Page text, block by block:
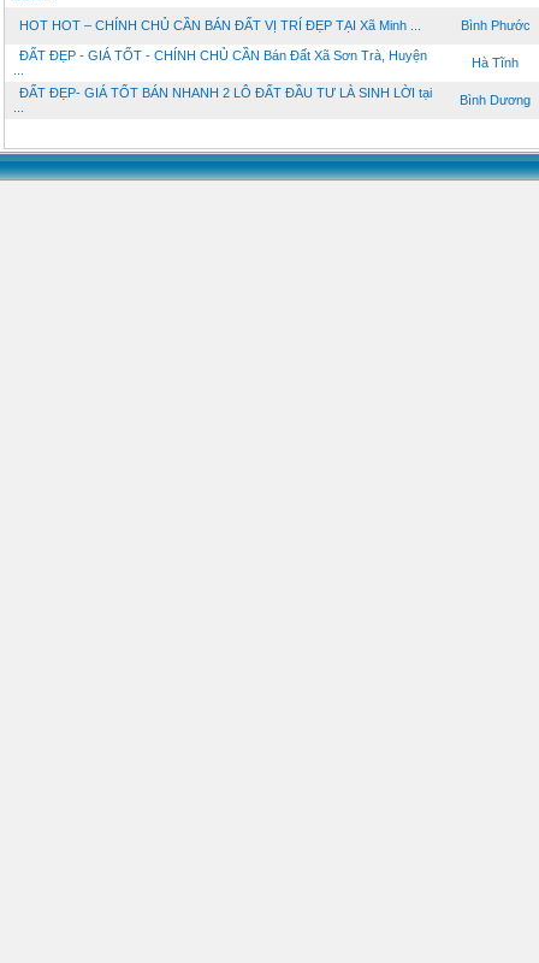
HOT HOT – CHÍNH CHỦ CẦN BÁN ĐẤT VỊ TRÍ ĐẸP TẠI Xã Minh ... Bình Phước
ĐẤT ĐẸP - GIÁ TỐT - CHÍNH CHỦ CẦN Bán Đất Xã Sơn Trà, Huyện
Hà Tĩnh
ĐẤT ĐẸP- GIÁ TỐT BÁN NHANH 2 LÔ ĐẤT ĐẦU TƯ LÀ SINH LỜI tại
Bình Dương